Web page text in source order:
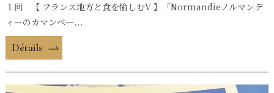
１回 【 フランス地方と食を愉しむV 】「Normandieノルマンデ
ィーのカマンベー...
Détails